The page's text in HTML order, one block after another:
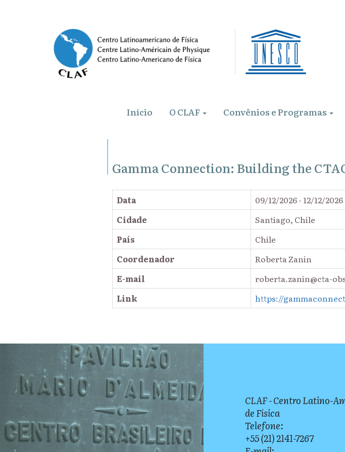
Início O CLAF Convênios e Programas
Gamma Connection: Building the
Data
09/12/2026 - 12/12/2026
Cidade
Santiago, Chile
País
Chile
Coordenador
Roberta Zanin
E-mail
roberta.zanin@cta-
Link
https://
CLAF - Centro Latino-
de Física
Telefone:
+55 (21) 2141-7267